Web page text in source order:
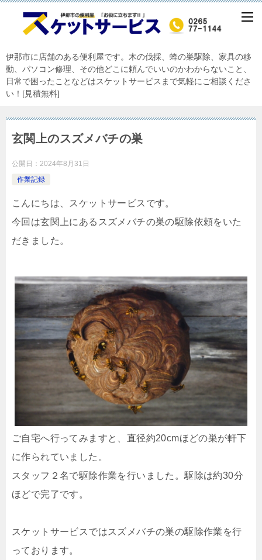
伊那市に店舗のある便利屋です。木の伐採、蜂の巣駆除、家具の移
動、パソコン修理、その他どこに頼んでいいのかわからないこと、
日常で困ったことなどはスケットサービスまで気軽にご相談くださ
い！[見積無料]
玄関上のスズメバチの巣
公開日： 2024年8月31日
作業記録
こんにちは、スケットサービスです。
今回は玄関上にあるスズメバチの巣の駆除依頼をいた
だきました。
ご自宅へ行ってみますと、直径約20cmほどの巣が軒下
に作られていました。
スタッフ２名で駆除作業を行いました。駆除は約30分
ほどで完了です。
スケットサービスではスズメバチの巣の駆除作業を行
っております。